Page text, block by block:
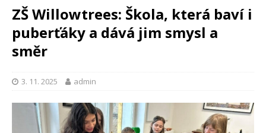
ZŠ Willowtrees: Škola, která baví i
puberťáky a dává jim smysl a
směr
3. 11. 2025 admin